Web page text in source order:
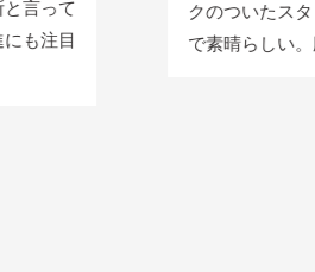
クのついたスタッフさんに出会い
で素晴らしい。応援しています。